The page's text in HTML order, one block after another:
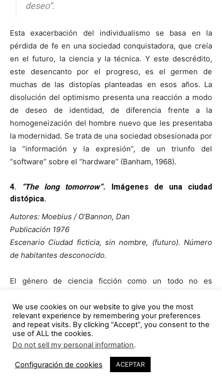
deseo”.
Esta exacerbación del individualismo se basa en la
pérdida de fe en una sociedad conquistadora, que creía
en el futuro, la ciencia y la técnica. Y este descrédito,
este desencanto por el progreso, es el germen de
muchas de las distopías planteadas en esos años. La
disolución del optimismo presenta una reacción a modo
de deseo de identidad, de diferencia frente a la
homogeneización del hombre nuevo que les presentaba
la modernidad. Se trata de una sociedad obsesionada por
la “información y la expresión”, de un triunfo del
“software” sobre el “hardware” (Banham, 1968).
4. “The long tomorrow”. Imágenes de una ciudad
distópica.
Autores: Moebius / O’Bannon, Dan
Publicación 1976
Escenario Ciudad ficticia, sin nombre, (futuro). Número
de habitantes desconocido.
El género de ciencia ficción como un todo no es
principalmente, expresa más la sociedad del tiempo en
que fue escrito que la posibilidad de la visión del futuro
(Roberts, 2000).
Bajo la presión de un futuro tecnológico, diversos
autores empezaron a producir imágenes que mostraban
We use cookies on our website to give you the most
relevant experience by remembering your preferences
and repeat visits. By clicking “Accept”, you consent to the
use of ALL the cookies.
Do not sell my personal information.
Configuración de cookies ACEPTAR